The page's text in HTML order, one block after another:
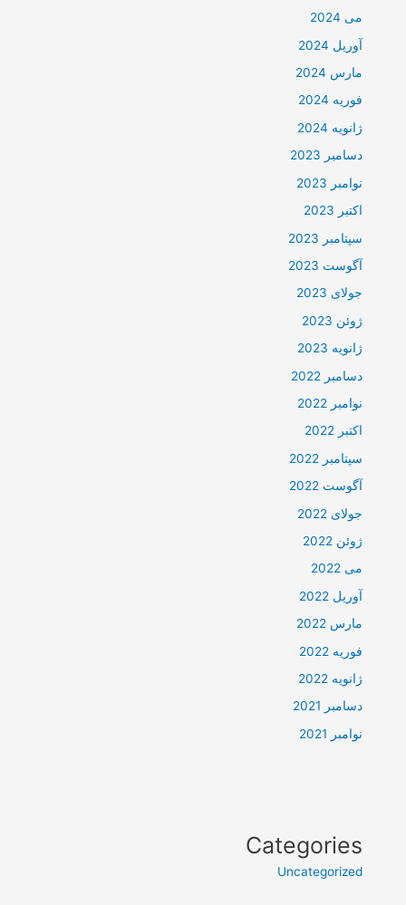
می 2024
آوریل 2024
مارس 2024
فوریه 2024
ژانویه 2024
دسامبر 2023
نوامبر 2023
اکتبر 2023
سپتامبر 2023
آگوست 2023
جولای 2023
ژوئن 2023
ژانویه 2023
دسامبر 2022
نوامبر 2022
اکتبر 2022
سپتامبر 2022
آگوست 2022
جولای 2022
ژوئن 2022
می 2022
آوریل 2022
مارس 2022
فوریه 2022
ژانویه 2022
دسامبر 2021
نوامبر 2021
Categories
Uncategorized